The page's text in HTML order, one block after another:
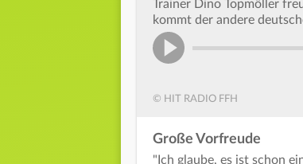
Trainer Dino Topmöller
kommt der andere
© HIT RADIO FFH
Große Vorfreude
"Ich glaube, es ist schon